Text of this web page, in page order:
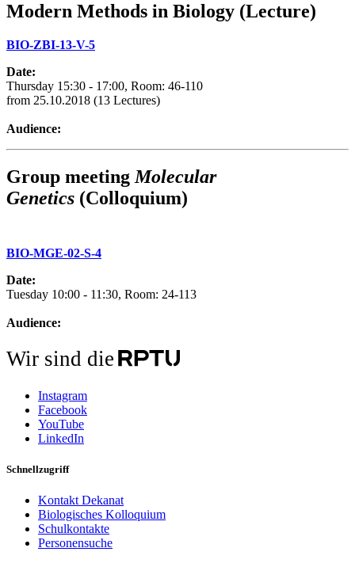
Modern Methods in Biology (Lecture)
BIO-ZBI-13-V-5
Date:
Thursday 15:30 - 17:00, Room: 46-110
from 25.10.2018 (13 Lectures)
Audience:
Group meeting Molecular
Genetics (Colloquium)
BIO-MGE-02-S-4
Date:
Tuesday 10:00 - 11:30, Room: 24-113
Audience:
Wir sind die
Instagram
Facebook
YouTube
LinkedIn
Schnellzugriff
Kontakt Dekanat
Biologisches Kolloquium
Schulkontakte
Personensuche